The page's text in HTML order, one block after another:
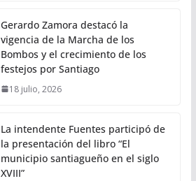
Gerardo Zamora destacó la
vigencia de la Marcha de los
Bombos y el crecimiento de los
festejos por Santiago
18 julio, 2026
La intendente Fuentes participó de
la presentación del libro “El
municipio santiagueño en el siglo
XVIII”